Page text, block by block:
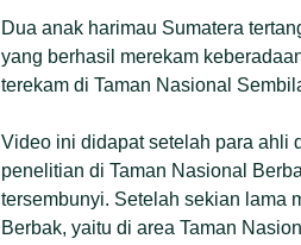
Dua anak harimau Sumatera
yang berhasil merekam
terekam di Taman Nasional
Video ini didapat setelah para ahli
penelitian di Taman Nasional
tersembunyi. Setelah sekian lama
Berbak, yaitu di area Taman